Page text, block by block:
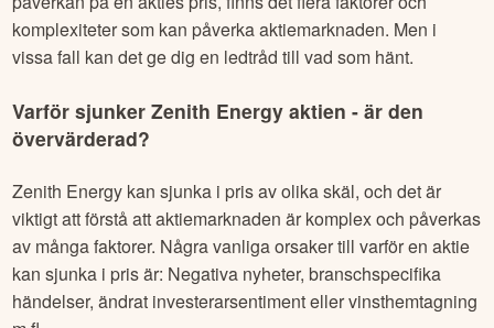
komplexiteter som kan påverka aktiemarknaden. Men i
vissa fall kan det ge dig en ledtråd till vad som hänt.
Varför sjunkerZenith Energy aktien - är den
övervärderad?
Zenith Energy kan sjunka i pris av olika skäl, och det är
viktigt att förstå att aktiemarknaden är komplex och påverkas
av många faktorer. Några vanliga orsaker till varför en aktie
kan sjunka i pris är: Negativa nyheter, branschspecifika
händelser, ändrat investerarsentiment eller vinsthemtagning